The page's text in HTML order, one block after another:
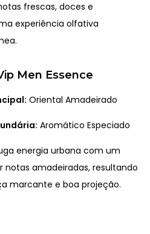
frescas, doces e
experiência olfativa
Men Essence
Oriental Amadeirado
Aromático Especiado
energia urbana com um
notas amadeiradas, resultando
marcante e boa projeção.